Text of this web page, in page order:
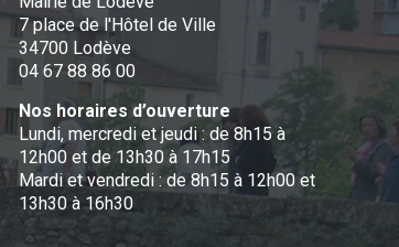
7 place de l'Hôtel de Ville
34700 Lodève
04 67 88 86 00
Nos horaires d’ouverture
Lundi, mercredi et jeudi : de 8h15 à
12h00 et de 13h30 à 17h15
Mardi et vendredi : de 8h15 à 12h00 et
13h30 à 16h30